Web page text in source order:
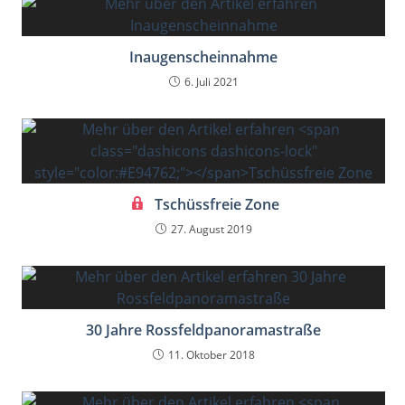
Inaugenscheinnahme
6. Juli 2021
Tschüssfreie Zone
27. August 2019
30 Jahre Rossfeldpanoramastraße
11. Oktober 2018